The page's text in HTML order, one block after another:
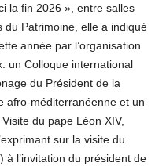
la fin 2026 », entre salles
du Patrimoine, elle a indiqué
année par l’organisation
un Colloque international
du Président de la
afro-méditerranéenne et un
du pape Léon XIV,
sur la visite du
à l’invitation du président de